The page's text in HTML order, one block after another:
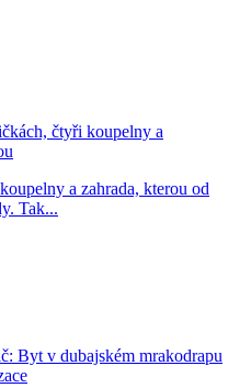
čtyři koupelny a
a zahrada, kterou od
Tak...
Byt v dubajském mrakodrapu